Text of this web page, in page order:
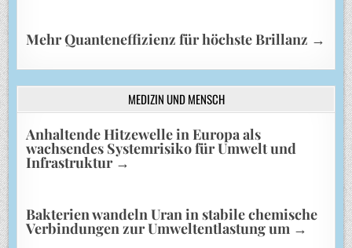
Mehr Quanteneffizienz für höchste Brillanz →
MEDIZIN UND MENSCH
Anhaltende Hitzewelle in Europa als
wachsendes Systemrisiko für Umwelt und
Infrastruktur→
Bakterien wandeln Uran in stabile chemische
Verbindungen zur Umweltentlastung um →